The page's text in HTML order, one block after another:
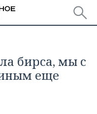
бирса, мы с
еще